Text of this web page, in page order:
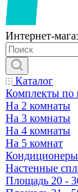
Интернет-
Каталог
Комплекты по
На 2 комнаты
На 3 комнаты
На 4 комнаты
На 5 комнат
Кондиционеры
Настенные
Площадь 20 -